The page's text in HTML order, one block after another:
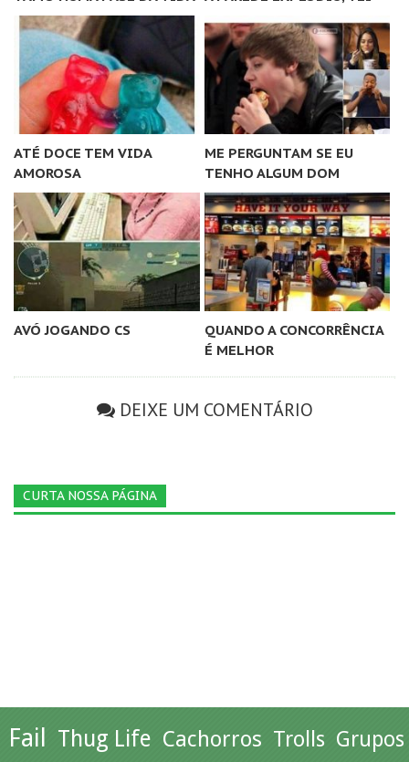
ATÉ DOCE TEM VIDA
AMOROSA
ME PERGUNTAM SE EU
TENHO ALGUM DOM
AVÓ JOGANDO CS
QUANDO A CONCORRÊNCIA
É MELHOR
DEIXE UM COMENTÁRIO
CURTA NOSSA PÁGINA
Fail Thug Life Cachorros Trolls Grupos